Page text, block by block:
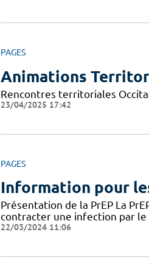
PAGES
Animations
Rencontres territoriales
23/04/2025 17:42
PAGES
Information pour
Présentation de la PrEP La
contracter une infection par
22/03/2024 11:06